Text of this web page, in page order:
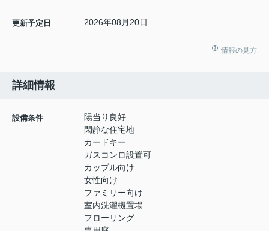
更新予定日 2026年08月20日
情報の見方
詳細情報
設備条件
陽当り良好
閑静な住宅地
カードキー
ガスコンロ設置可
カップル向け
女性向け
ファミリー向け
室内洗濯機置場
フローリング